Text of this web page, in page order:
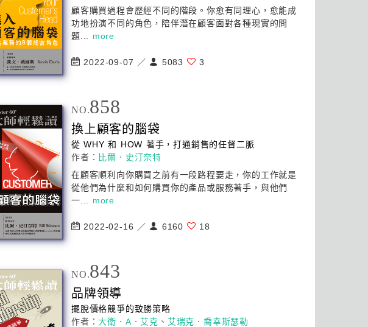
顧客購買過程會歷經不同的階段。你愈有同理心，愈能成
功地扮演不同的角色，陪伴潛在顧客面對各種現實的問
題... more
2022-09-07 ／ 5083 3
NO.858
換上顧客的腦袋
從 WHY 和 HOW 著手，打通銷售的任督二脈
作者： 比爾．史汀奈特
在顧客順利向你購買之前有一段路程要走，你的工作就是
從他們為什麼和如何購買你的產品或服務著手，與他們
一... more
2022-02-16 ／ 6160 18
NO.843
品牌領導
擺脫價格競爭的致勝策略
作者：大衛．A．艾克 、 艾瑞克．喬幸斯瑟勒